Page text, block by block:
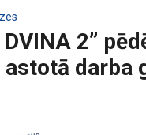
2”
darba